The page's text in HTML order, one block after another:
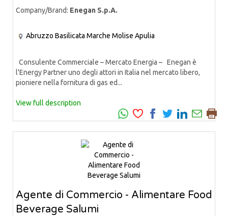
Company/Brand: Enegan S.p.A.
Abruzzo Basilicata Marche Molise Apulia
Consulente Commerciale – Mercato Energia – Enegan è
l'Energy Partner uno degli attori in Italia nel mercato libero,
pioniere nella fornitura di gas ed...
View full description
Agente di Commercio - Alimentare Food
Beverage Salumi